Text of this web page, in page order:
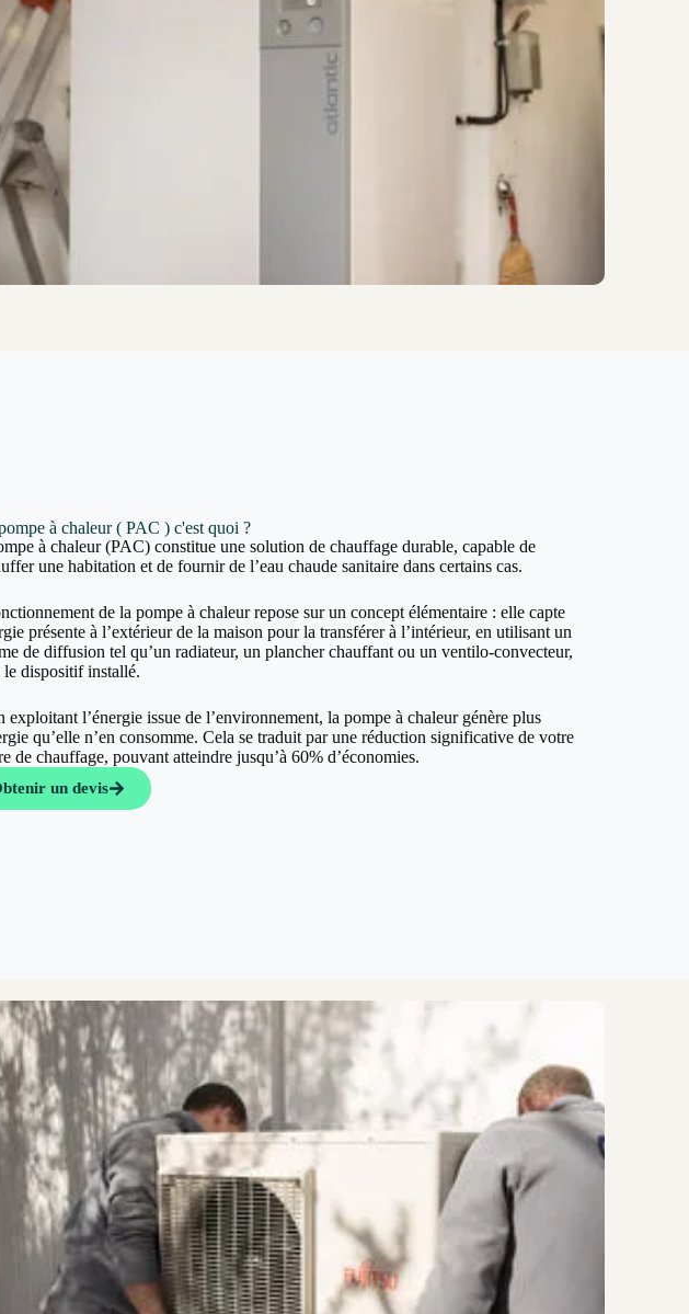
à chaleur ( PAC ) c'est quoi ?
à chaleur (PAC) constitue une solution de chauffage durable, capable de
une habitation et de fournir de l’eau chaude sanitaire dans certains cas.
de la pompe à chaleur repose sur un concept élémentaire : elle capte
présente à l’extérieur de la maison pour la transférer à l’intérieur, en utilisant un
de diffusion tel qu’un radiateur, un plancher chauffant ou un ventilo-convecteur,
le dispositif installé.
exploitant l’énergie issue de l’environnement, la pompe à chaleur génère plus
qu’elle n’en consomme. Cela se traduit par une réduction significative de votre
de chauffage, pouvant atteindre jusqu’à 60% d’économies.
un devis